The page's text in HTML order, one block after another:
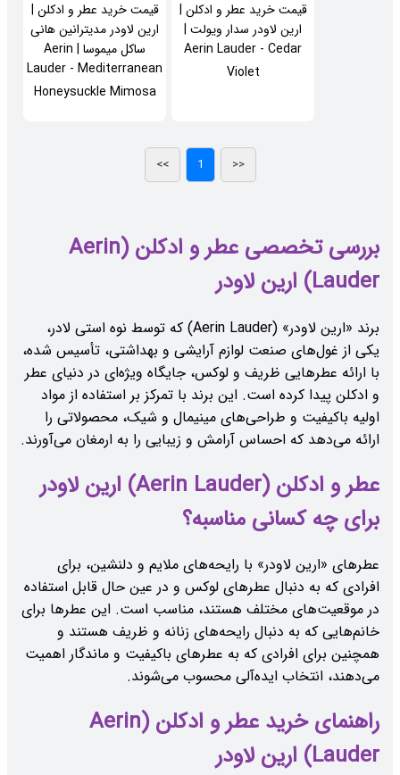
قیمت خرید عطر و ادکلن |
ارین لاودر مدیترانین هانی
ساکل میموسا | Aerin
Lauder - Mediterranean
Honeysuckle Mimosa
قیمت خرید عطر و ادکلن |
ارین لاودر سدار ویولت |
Aerin Lauder - Cedar
Violet
بررسی تخصصی عطر و ادکلن (Aerin
Lauder) ارین لاودر
برند «ارین لاودر» (Aerin Lauder) که توسط نوه استی لادر،
یکی از غول‌های صنعت لوازم آرایشی و بهداشتی، تأسیس شده،
با ارائه عطرهایی ظریف و لوکس، جایگاه ویژه‌ای در دنیای عطر
و ادکلن پیدا کرده است. این برند با تمرکز بر استفاده از مواد
اولیه باکیفیت و طراحی‌های مینیمال و شیک، محصولاتی را
ارائه می‌دهد که احساس آرامش و زیبایی را به ارمغان می‌آورند.
عطر و ادکلن (Aerin Lauder) ارین لاودر
برای چه کسانی مناسبه؟
عطرهای «ارین لاودر» با رایحه‌های ملایم و دلنشین، برای
افرادی که به دنبال عطرهای لوکس و در عین حال قابل استفاده
در موقعیت‌های مختلف هستند، مناسب است. این عطرها برای
خانم‌هایی که به دنبال رایحه‌های زنانه و ظریف هستند و
همچنین برای افرادی که به عطرهای باکیفیت و ماندگار اهمیت
می‌دهند، انتخاب ایده‌آلی محسوب می‌شوند.
راهنمای خرید عطر و ادکلن (Aerin
Lauder) ارین لاودر